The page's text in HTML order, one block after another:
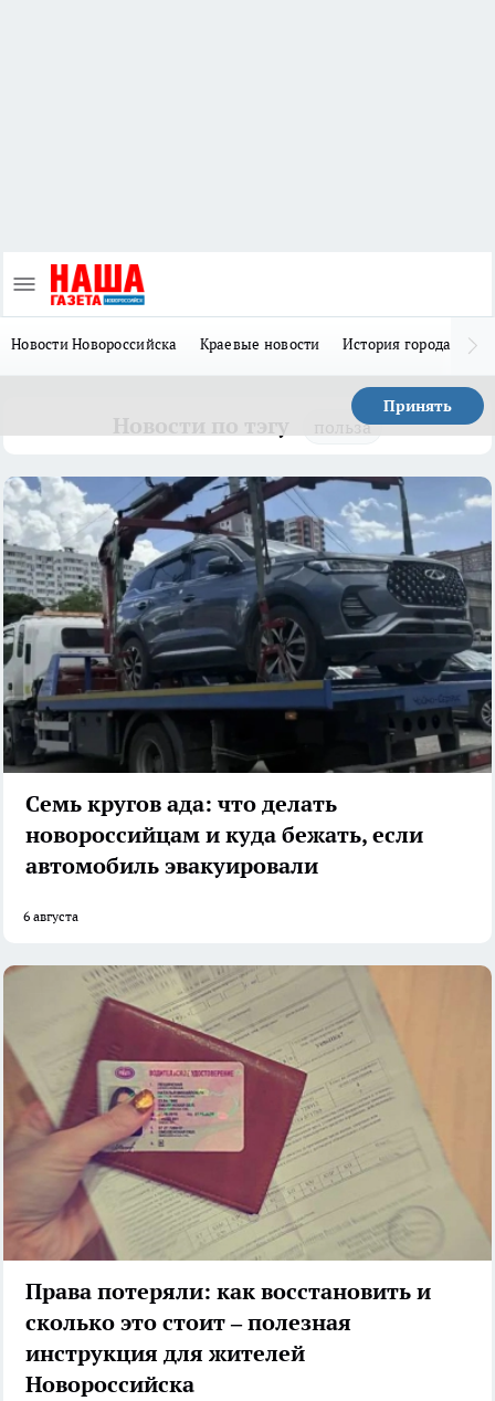
Новости Новороссийска Краевые новости История города Н
Принять
польза
Семь кругов ада: что делать
новороссийцам и куда бежать, если
автомобиль эвакуировали
6 августа
Права потеряли: как восстановить и
сколько это стоит – полезная
инструкция для жителей
Новороссийска